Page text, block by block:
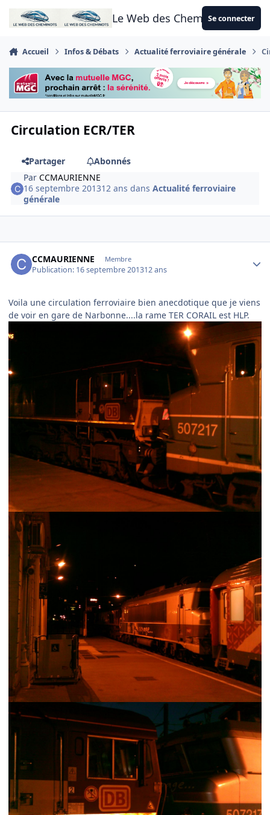
Aller au contenu
Le Web des CheminotsSe connecter
Accueil Infos & Débats Actualité ferroviaire générale
Circulation ECR/TER
Partager
Abonnés
ParCCMAURIENNE
16 septembre 201312 ans dansActualité ferroviaire
générale
CCMAURIENNE Membre
Publication: 16 septembre 201312 ans
Voila une circulation ferroviaire bien anecdotique que je viens
de voir en gare de Narbonne....la rame TER CORAIL est HLP.